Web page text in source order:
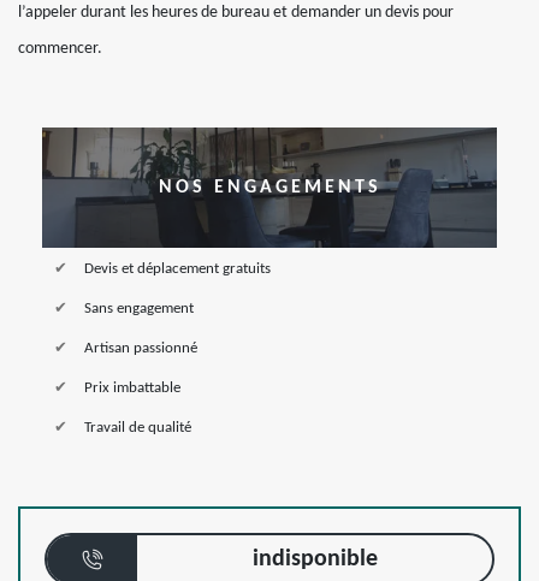
l’appeler durant les heures de bureau et demander un devis pour
commencer.
NOS ENGAGEMENTS
Devis et déplacement gratuits
Sans engagement
Artisan passionné
Prix imbattable
Travail de qualité
indisponible